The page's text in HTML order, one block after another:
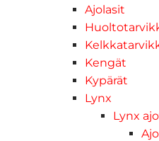
Ajolasit
Kengät
Kypärät
Lynx
Lynx